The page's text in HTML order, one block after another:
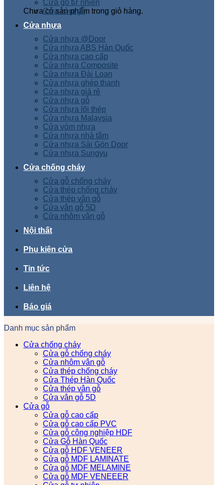
Chưa có sản phẩm trong giỏ hàng.
Cửa gỗ tự nhiên
Cửa vòm gỗ
Cửa nhựa
Cửa nhựa @Door
Cửa nhựa ABS Hàn Quốc
Cửa nhựa cao cấp
Cửa nhựa Composite
Cửa nhựa Đài Loan
Cửa nhựa ghép thanh
Cửa nhựa giá rẻ
Cửa nhựa gỗ
Cửa nhựa lõi thép
Cửa nhựa Malaysia
Cửa vòm nhựa
Cửa nhựa nhà tắm
Cửa nhựa Sài Gòn Door
Cửa nhựa Sungyu
Cửa chống cháy
Cửa gỗ chống cháy
Cửa thép chống cháy
Cửa thép vân gỗ
Cửa vân gỗ 5D
Cửa nhôm vân gỗ
Nội thất
Phụ kiện cửa
Tin tức
Liên hệ
Báo giá
Danh mục sản phẩm
Cửa chống cháy
Cửa gỗ chống cháy
Cửa nhôm vân gỗ
Cửa thép chống cháy
Cửa Thép Hàn Quốc
Cửa thép vân gỗ
Cửa vân gỗ 5D
Cửa gỗ
Cửa gỗ cao cấp
Cửa gỗ cao cấp PVC
Cửa gỗ công nghiệp HDF
Cửa Gỗ Hàn Quốc
Cửa gỗ HDF VENEER
Cửa gỗ MDF LAMINATE
Cửa gỗ MDF MELAMINE
Cửa gỗ MDF VENEEER